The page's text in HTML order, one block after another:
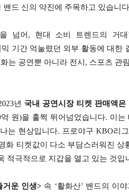
밴드 신의 약진에 주목하고 있습니
넘어, 현대 소비 트렌드의 거
기간 억눌렸던 외부 활동에 대한
는 공연뿐 아니라 전시, 스포츠 관
년 국내 공연시장 티켓 판매액은
원)을 훌쩍 뛰어넘었습니다. 이
는 현상입니다. 프로야구 KBO리
화 티켓값이 다소 부담스러워진 상
적극적으로 지갑을 열고 있는 것입
거운 인생> 속 ‘활화산’ 밴드의 이